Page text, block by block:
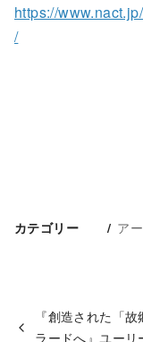
https://
/
カテゴリー ア
『創造された「
ラードへ』ユー